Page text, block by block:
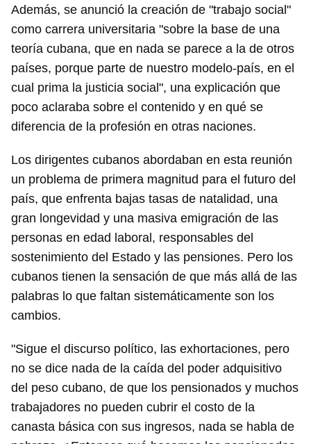
Guardar como favorito
INICIAR SESIÓN CANCELAR
Además, se anunció la creación de "trabajo social"
como carrera universitaria "sobre la base de una
teoría cubana, que en nada se parece a la de otros
países, porque parte de nuestro modelo-país, en el
cual prima la justicia social", una explicación que
poco aclaraba sobre el contenido y en qué se
diferencia de la profesión en otras naciones.
Los dirigentes cubanos abordaban en esta reunión
un problema de primera magnitud para el futuro del
país, que enfrenta bajas tasas de natalidad, una
gran longevidad y una masiva emigración de las
personas en edad laboral, responsables del
sostenimiento del Estado y las pensiones. Pero los
cubanos tienen la sensación de que más allá de las
palabras lo que faltan sistemáticamente son los
cambios.
"Sigue el discurso político, las exhortaciones, pero
no se dice nada de la caída del poder adquisitivo
del peso cubano, de que los pensionados y muchos
trabajadores no pueden cubrir el costo de la
canasta básica con sus ingresos, nada se habla de